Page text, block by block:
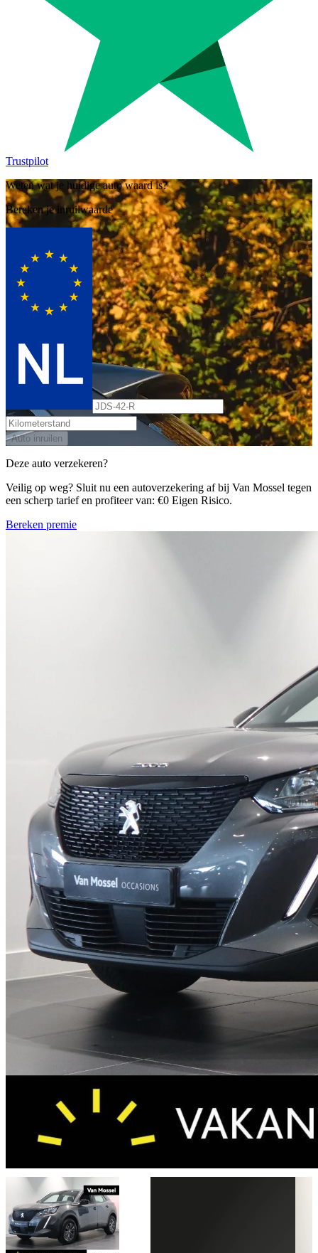
Trustpilot
Weten wat je huidige auto waard is?
Bereken je inruilwaarde
Auto inruilen
Deze auto verzekeren?
Veilig op weg? Sluit nu een autoverzekering af bij Van Mossel tegen
een scherp tarief en profiteer van: €0 Eigen Risico.
Bereken premie